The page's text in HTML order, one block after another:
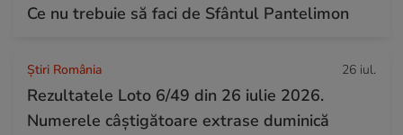
Ce nu trebuie să faci de Sfântul Pantelimon
Știri România 26 iul.
Rezultatele Loto 6/49 din 26 iulie 2026.
Numerele câștigătoare extrase duminică